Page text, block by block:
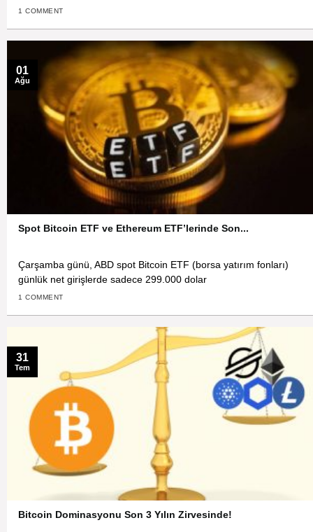
1 COMMENT
Spot Bitcoin ETF ve Ethereum ETF’lerinde Son...
Çarşamba günü, ABD spot Bitcoin ETF (borsa yatırım fonları)
günlük net girişlerde sadece 299.000 dolar
1 COMMENT
01
Ağu
Bitcoin Dominasyonu Son 3 Yılın Zirvesinde!
31
Tem